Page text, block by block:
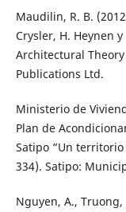
Maudilin, R. B.
Crysler, H. Heynen
Architectural Theory
Publications Ltd.
Ministerio de
Plan de
Satipo “Un
334). Satipo:
Nguyen, A.,